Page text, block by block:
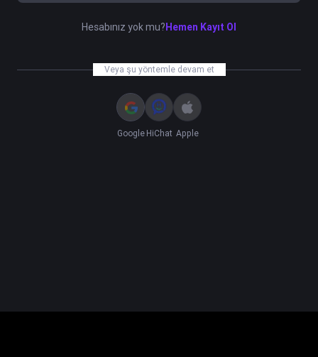
Hesabınız yok mu? Hemen Kayıt Ol
Veya şu yöntemle devam et
Google HiChat Apple